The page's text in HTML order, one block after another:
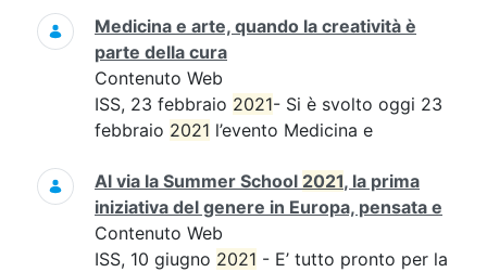
Medicina e arte, quando la creatività è
parte della cura
Contenuto Web
ISS, 23 febbraio 2021- Si è svolto oggi 23
febbraio 2021 l’evento Medicina e
Al via la Summer School 2021, la prima
iniziativa del genere in Europa, pensata e
Contenuto Web
ISS, 10 giugno 2021 - E’ tutto pronto per la